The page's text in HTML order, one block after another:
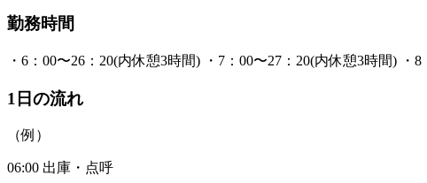
勤務時間
・6：00〜26：20(内休憩3時間) ・7：00〜27：20(内休憩3時間)
1日の流れ
（例）
06:00 出庫・点呼